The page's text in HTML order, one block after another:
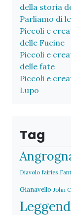
della storia
Parliamo di
Piccoli e
delle Fucine
Piccoli e
delle fate
Piccoli e
Lupo
Tag
Diavolo fairies
Gianavello John